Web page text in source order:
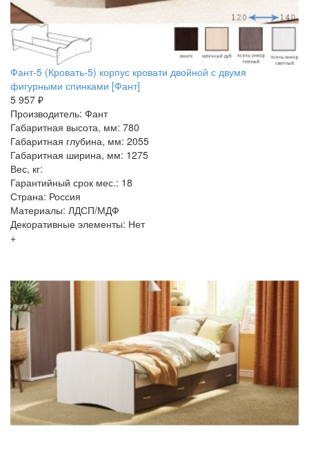
Фант-5 (Кровать-5) корпус кровати двойной с двумя
фигурными спинками [Фант]
5 957 ₽
Производитель: Фант
Габаритная высота, мм: 780
Габаритная глубина, мм: 2055
Габаритная ширина, мм: 1275
Вес, кг:
Гарантийный срок мес.: 18
Страна: Россия
Материалы: ЛДСП/МДФ
Декоративные элементы: Нет
+